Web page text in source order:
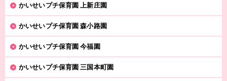
かいせいプチ保育園 上新庄園
かいせいプチ保育園 森小路園
かいせいプチ保育園 今福園
かいせいプチ保育園 三国本町園